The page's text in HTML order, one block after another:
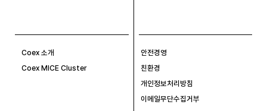
Coex 소개
Coex MICE Cluster
안전경영
친환경
개인정보처리방침
이메일무단수집거부